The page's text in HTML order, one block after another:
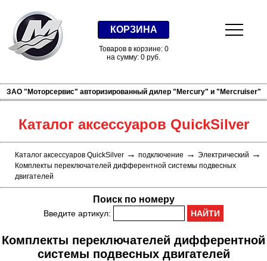
КОРЗИНА
Товаров в корзине: 0
на сумму: 0 руб.
ЗАО "Моторсервис" авторизированный дилер "Mercury" и "Mercruiser"
Каталог аксессуаров QuickSilver
Каталог аксессуаров QuickSilver → подключение → Электрический →
Комплекты переключателей дифферентной системы подвесных
двигателей
Поиск по номеру
Введите артикул:
Комплекты переключателей дифферентной
системы подвесных двигателей